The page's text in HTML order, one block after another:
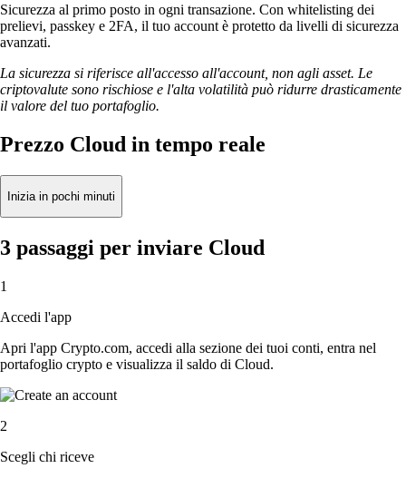
Sicurezza al primo posto in ogni transazione. Con whitelisting dei
prelievi, passkey e 2FA, il tuo account è protetto da livelli di sicurezza
avanzati.
La sicurezza si riferisce all'accesso all'account, non agli asset. Le
criptovalute sono rischiose e l'alta volatilità può ridurre drasticamente
il valore del tuo portafoglio.
Prezzo Cloud in tempo reale
Inizia in pochi minuti
3 passaggi per inviare Cloud
1
Accedi l'app
Apri l'app Crypto.com, accedi alla sezione dei tuoi conti, entra nel
portafoglio crypto e visualizza il saldo di Cloud.
2
Scegli chi riceve